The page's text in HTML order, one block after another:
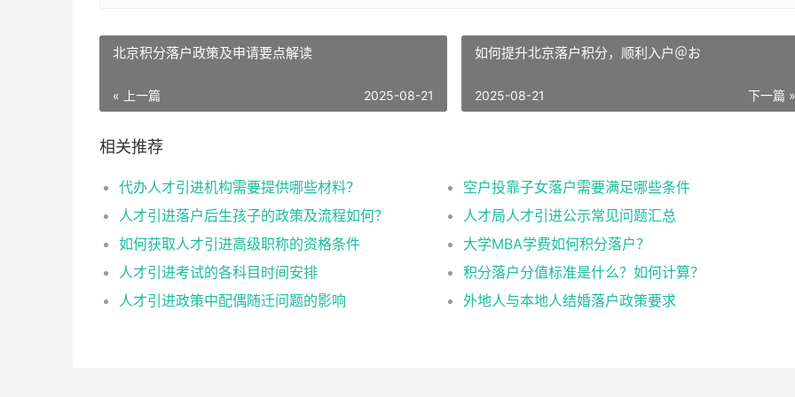
北京积分落户政策及申请要点解读
« 上一篇 2025-08-21
如何提升北京落户积分，顺利入户＠お
下一篇 »
2025-08-21
相关推荐
代办人才引进机构需要提供哪些材料？
空户投靠子女落户需要满足哪些条件
人才引进落户后生孩子的政策及流程如何？
人才局人才引进公示常见问题汇总
如何获取人才引进高级职称的资格条件
大学MBA学费如何积分落户？
人才引进考试的各科目时间安排
积分落户分值标准是什么？如何计算？
人才引进政策中配偶随迁问题的影响
外地人与本地人结婚落户政策要求